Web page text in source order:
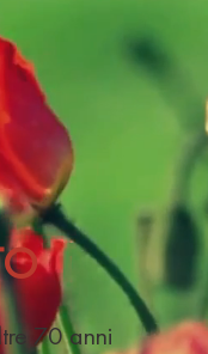
70 anni